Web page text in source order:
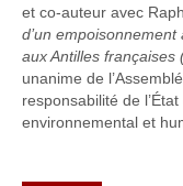
et co-auteur avec
d’un
aux Antilles françaises
unanime de
responsabilité de
environnemental et